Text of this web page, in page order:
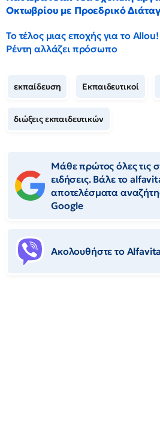
Οκτωβρίου με Προεδρικό
Το τέλος μιας εποχής για το
Ρέντη αλλάζει πρόσωπο
εκπαίδευση Εκπαιδευτικοί
διώξεις εκπαιδευτικών
Μάθε πρώτος όλες τις
ειδήσεις. Βάλε το
αποτελέσματα
Google
Ακολουθήστε το